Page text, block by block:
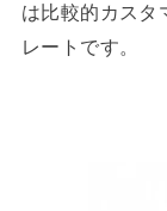
は比較的カスタ
レートです。